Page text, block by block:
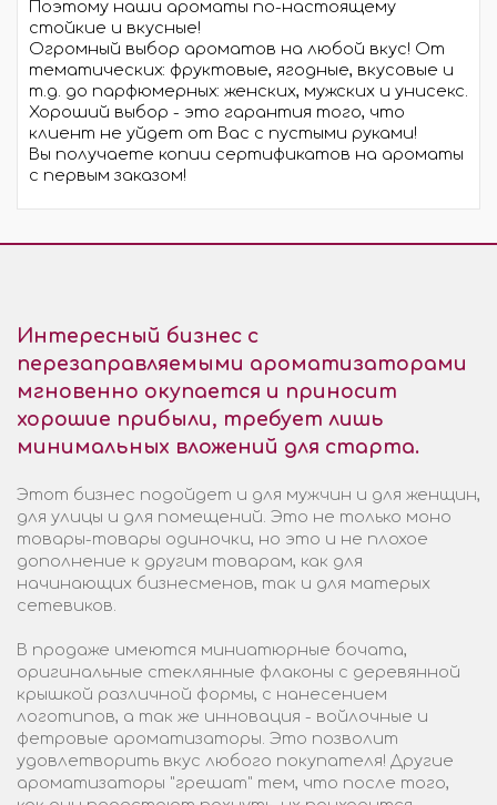
Поэтому наши ароматы по-настоящему
стойкие и вкусные!
Огромный выбор ароматов на любой вкус! От
тематических: фруктовые, ягодные, вкусовые и
т.д. до парфюмерных: женских, мужских и унисекс.
Хороший выбор - это гарантия того, что
клиент не уйдет от Вас с пустыми руками!
Вы получаете копии сертификатов на ароматы
с первым заказом!
Интересный бизнес с
перезаправляемыми ароматизаторами
мгновенно окупается и приносит
хорошие прибыли, требует лишь
минимальных вложений для старта.
Этот бизнес подойдет и для мужчин и для женщин,
для улицы и для помещений. Это не только моно
товары-товары одиночки, но это и не плохое
дополнение к другим товарам, как для
начинающих бизнесменов, так и для матерых
сетевиков.
В продаже имеются миниатюрные бочата,
оригинальные стеклянные флаконы с деревянной
крышкой различной формы, с нанесением
логотипов, а так же инновация - войлочные и
фетровые ароматизаторы. Это позволит
удовлетворить вкус любого покупателя! Другие
ароматизаторы "грешат" тем, что после того,